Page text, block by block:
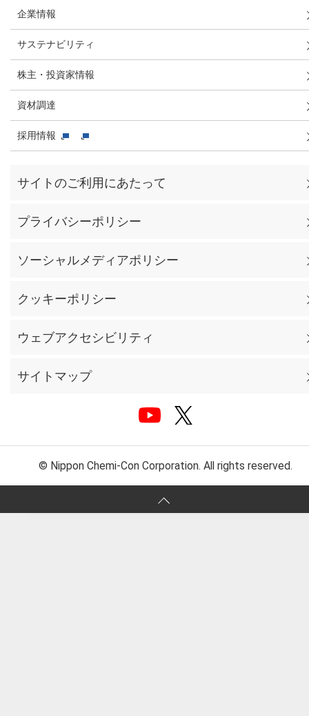
企業情報
サステナビリティ
株主・投資家情報
資材調達
採用情報
サイトのご利用にあたって
プライバシーポリシー
ソーシャルメディアポリシー
クッキーポリシー
ウェブアクセシビリティ
サイトマップ
© Nippon Chemi-Con Corporation. All rights reserved.